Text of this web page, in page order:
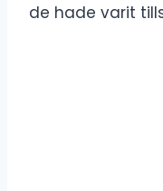
de hade varit